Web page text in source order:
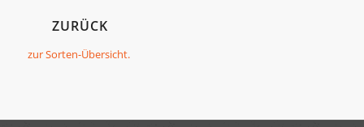
ZURÜCK
zur Sorten-Übersicht.